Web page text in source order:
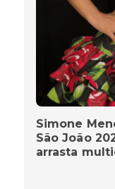
Simone
São João
arrasta